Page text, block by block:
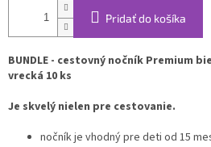
Pridať do košíka
BUNDLE - cestovný nočník Premium
vrecká 10 ks
Je skvelý nielen pre cestovanie.
nočník je vhodný pre deti od 15